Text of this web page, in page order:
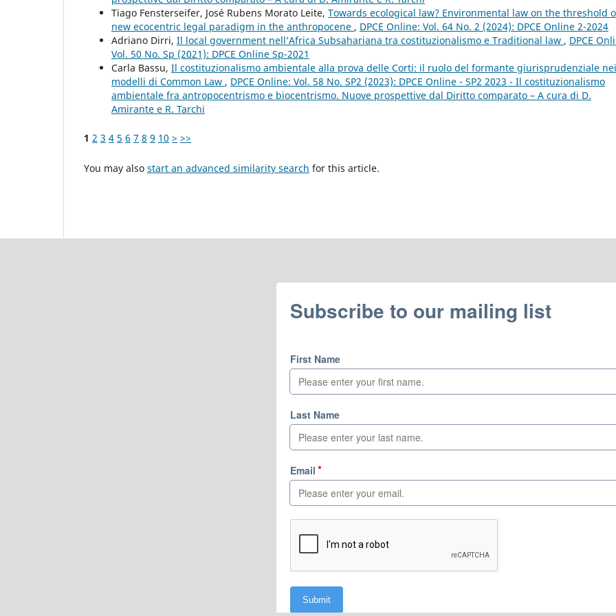
Tiago Fensterseifer, José Rubens Morato Leite, Towards ecological law? Environmental law on the threshold
new ecocentric legal paradigm in the anthropocene , DPCE Online: Vol. 64 No. 2 (2024): DPCE Online 2-2024
Adriano Dirri, Il local government nell’Africa Subsahariana tra costituzionalismo e Traditional law , DPCE
Vol. 50 No. Sp (2021): DPCE Online Sp-2021
Carla Bassu, Il costituzionalismo ambientale alla prova delle Corti: il ruolo del formante giurisprudenziale nei
modelli di Common Law , DPCE Online: Vol. 58 No. SP2 (2023): DPCE Online - SP2 2023 - Il costituzionalismo
ambientale fra antropocentrismo e biocentrismo. Nuove prospettive dal Diritto comparato – A cura di D.
Amirante e R. Tarchi
1 2 3 4 5 6 7 8 9 10 > >>
You may also start an advanced similarity search for this article.